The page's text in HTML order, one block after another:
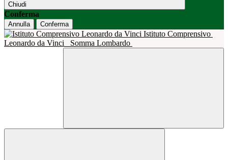
Chiudi
Conferma
Annulla Conferma
Istituto Comprensivo
Leonardo da Vinci
Somma Lombardo